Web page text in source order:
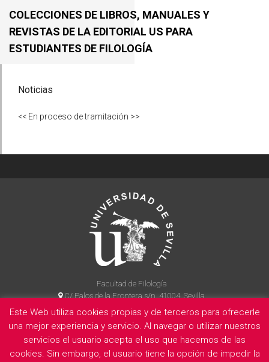
COLECCIONES DE LIBROS, MANUALES Y
REVISTAS DE LA EDITORIAL US PARA
ESTUDIANTES DE FILOLOGÍA
Noticias
<< En proceso de tramitación >>
Facultad de Filología
C/ Palos de la Frontera s/n, 41004, Sevilla
954 55 14 90
La Facultad Información legal Politica de privacidad Cookies
Este Web utiliza cookies propias y de terceros para ofrecerle
una mejor experiencia y servicio. Al navegar o utilizar nuestros
servicios el usuario acepta el uso que hacemos de las
cookies. Sin embargo, el usuario tiene la opción de impedir la